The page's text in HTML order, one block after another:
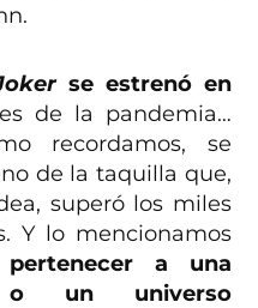
se estrenó en
de la pandemia…
recordamos, se
de la taquilla que,
superó los miles
Y lo mencionamos
a una
o un universo